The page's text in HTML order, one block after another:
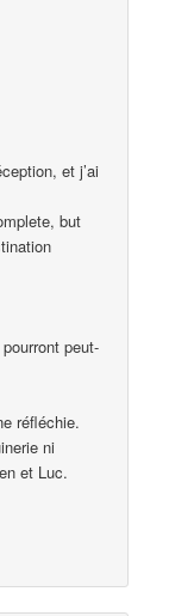
et j’ai
but
peut-
réfléchie.
ni
et Luc.